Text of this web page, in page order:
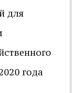
для
года